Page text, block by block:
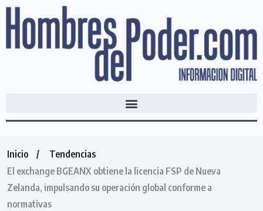
Inicio
Tendencias
El exchange BGEANX obtiene la licencia FSP de Nueva
Zelanda, impulsando su operación global conforme a
normativas